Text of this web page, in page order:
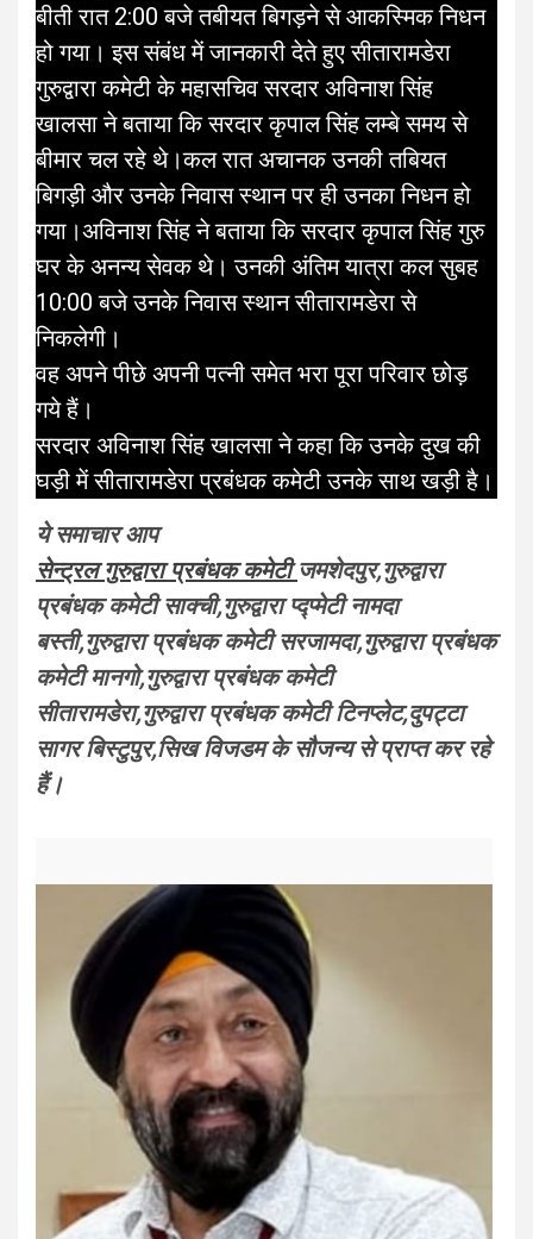
बीती रात 2:00 बजे तबीयत बिगड़ने से आकस्मिक निधन
हो गया। इस संबंध में जानकारी देते हुए सीतारामडेरा
गुरुद्वारा कमेटी के महासचिव सरदार अविनाश सिंह
खालसा ने बताया कि सरदार कृपाल सिंह लम्बे समय से
बीमार चल रहे थे।कल रात अचानक उनकी तबियत
बिगड़ी और उनके निवास स्थान पर ही उनका निधन हो
गया।अविनाश सिंह ने बताया कि सरदार कृपाल सिंह गुरु
घर के अनन्य सेवक थे। उनकी अंतिम यात्रा कल सुबह
10:00 बजे उनके निवास स्थान सीतारामडेरा से
निकलेगी।
वह अपने पीछे अपनी पत्नी समेत भरा पूरा परिवार छोड़
गये हैं।
सरदार अविनाश सिंह खालसा ने कहा कि उनके दुख की
घड़ी में सीतारामडेरा प्रबंधक कमेटी उनके साथ खड़ी है।
ये समाचार आप
सेन्ट्रल गुरुद्वारा प्रबंधक कमेटीजमशेदपुर,गुरुद्वारा
प्रबंधक कमेटी साक्ची,गुरुद्वारा प्द्प्मेटी नामदा
बस्ती,गुरुद्वारा प्रबंधक कमेटी सरजामदा,गुरुद्वारा प्रबंधक
कमेटी मानगो,गुरुद्वारा प्रबंधक कमेटी
सीतारामडेरा,गुरुद्वारा प्रबंधक कमेटी टिनप्लेट,दुपट्टा
सागर बिस्टुपुर,सिख विजडम के सौजन्य से प्राप्त कर रहे
हैं।